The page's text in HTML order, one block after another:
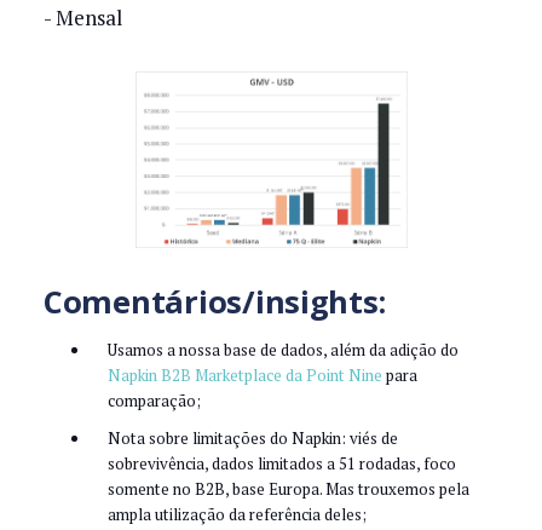
- Mensal
Comentários/insights:
Usamos a nossa base de dados, além da adição do
Napkin B2B Marketplace da Point Nine para
comparação;
Nota sobre limitações do Napkin: viés de
sobrevivência, dados limitados a 51 rodadas, foco
somente no B2B, base Europa. Mas trouxemos pela
ampla utilização da referência deles;